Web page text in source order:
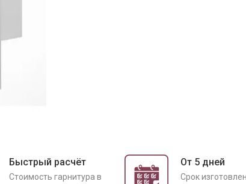
Быстрый расчёт
Cтоимость гарнитура в
От 5 дней
Срок